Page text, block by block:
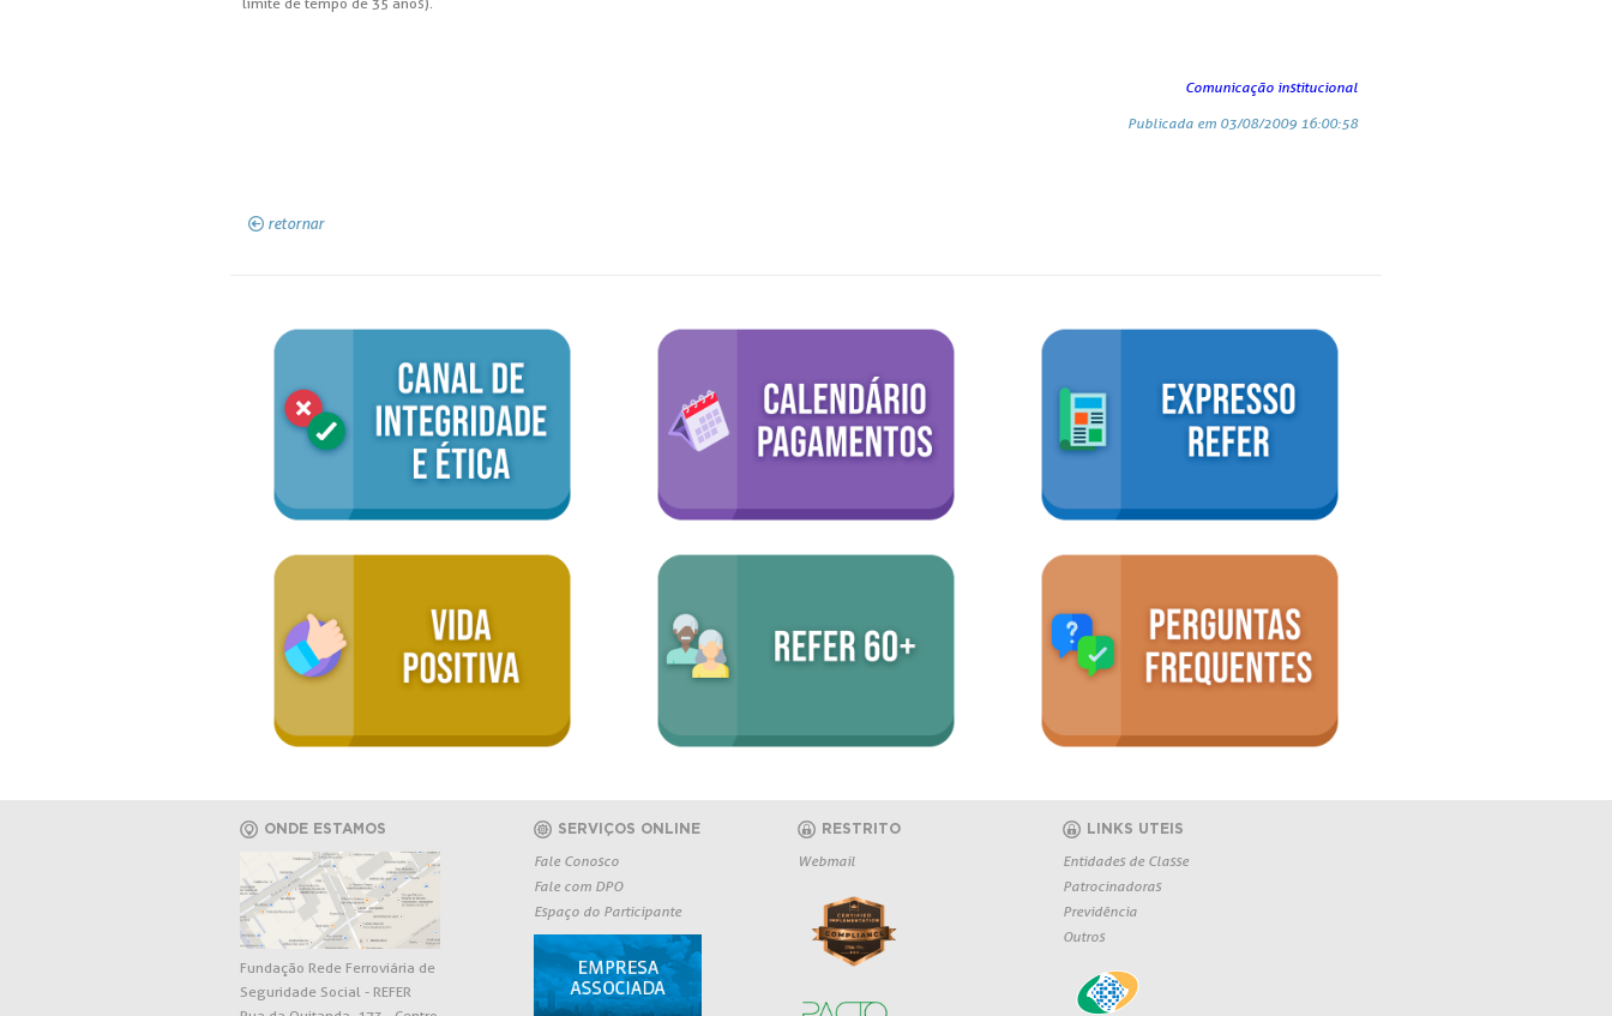
Comunicação institucional
Publicada em 03/08/2009 16:00:58
retornar
ONDE ESTAMOS
Fundação Rede Ferroviária de
Seguridade Social - REFER
SERVIÇOS ONLINE
Fale Conosco
Fale com DPO
Espaço do Participante
RESTRITO
Webmail
LINKS UTEIS
Entidades de Classe
Patrocinadoras
Previdência
Outros